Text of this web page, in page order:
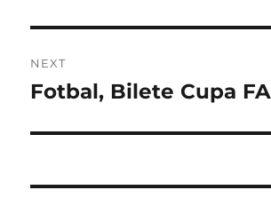
NEXT
Next
Fotbal, Bilete Cupa FA